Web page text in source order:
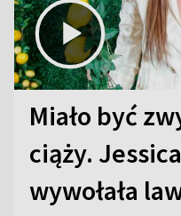
Miało być
ciąży.
wywołała